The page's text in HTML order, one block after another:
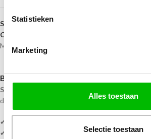
Statistieken
Marketing
Alles toestaan
Selectie toestaan
SKU:ET.461.01
Categorieën:
Middelgrote bekers
Beschrijving
Sportprijzennederland.nl
levert deze beker
daardoor
worden!
✔ Hoogte beker is
✔ Kleur Goud